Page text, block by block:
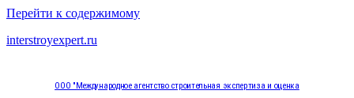
Перейти к содержимому
interstroyexpert.ru
ООО "Международное агентство строительная экспертиза и оценка